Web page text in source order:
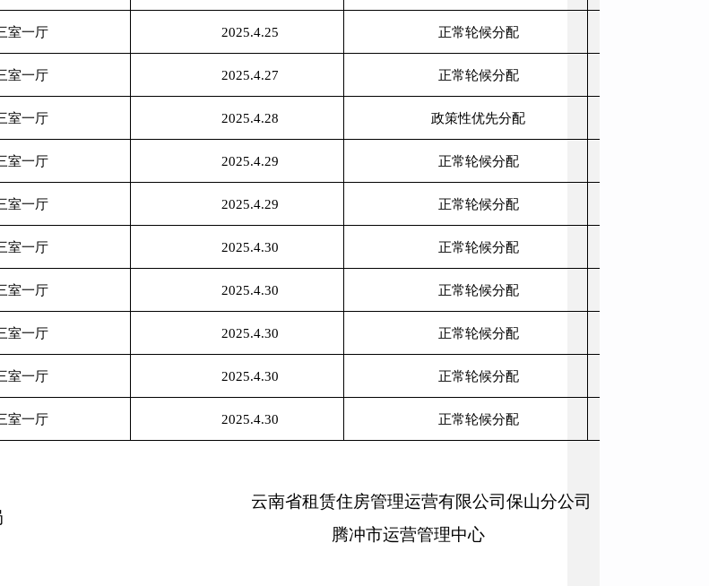
室一厅 2025.4.25 正常轮候分配
室一厅 2025.4.27 正常轮候分配
室一厅 2025.4.28 政策性优先分配
室一厅 2025.4.29 正常轮候分配
室一厅 2025.4.29 正常轮候分配
室一厅 2025.4.30 正常轮候分配
室一厅 2025.4.30 正常轮候分配
室一厅 2025.4.30 正常轮候分配
室一厅 2025.4.30 正常轮候分配
室一厅 2025.4.30 正常轮候分配
云南省租赁住房管理运营有限公司保山分公司
腾冲市运营管理中心